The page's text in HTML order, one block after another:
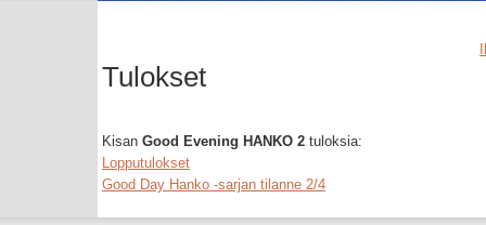
Tulokset
Kisan Good Evening HANKO 2 tuloksia:
Lopputulokset
Good Day Hanko -sarjan tilanne 2/4